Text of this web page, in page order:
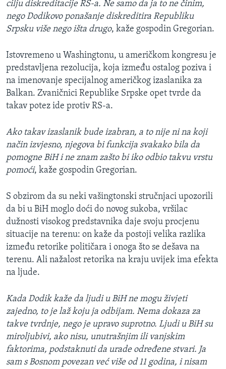
cilju diskreditacije RS-a. Ne samo da ja to ne činim,
nego Dodikovo ponašanje diskreditira Republiku
Srpsku više nego išta drugo, kaže gospodin Gregorian.
Istovremeno u Washingtonu, u američkom kongresu je
predstavljena rezolucija, koja između ostalog poziva i
na imenovanje specijalnog američkog izaslanika za
Balkan. Zvaničnici Republike Srpske opet tvrde da
takav potez ide protiv RS-a.
Ako takav izaslanik bude izabran, a to nije ni na koji
način izvjesno, njegova bi funkcija svakako bila da
pomogne BiH i ne znam zašto bi iko odbio takvu vrstu
pomoći, kaže gospodin Gregorian.
S obzirom da su neki vašingtonski stručnjaci upozorili
da bi u BiH moglo doći do novog sukoba, vršilac
dužnosti visokog predstavnika daje svoju procjenu
situacije na terenu: on kaže da postoji velika razlika
između retorike političara i onoga što se dešava na
terenu. Ali nažalost retorika na kraju uvijek ima efekta
na ljude.
Kada Dodik kaže da ljudi u BiH ne mogu živjeti
zajedno, to je laž koju ja odbijam. Nema dokaza za
takve tvrdnje, nego je upravo suprotno. Ljudi u BiH su
miroljubivi, ako nisu, unutrašnjim ili vanjskim
faktorima, podstaknuti da urade određene stvari. Ja
sam s Bosnom povezan već više od 11 godina, i nisam